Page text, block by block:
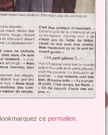
cepermalien.